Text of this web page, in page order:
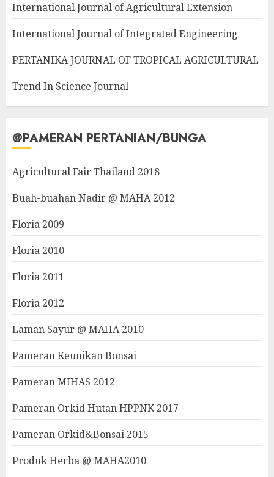
International Journal of Agricultural Extension
International Journal of Integrated Engineering
PERTANIKA JOURNAL OF TROPICAL AGRICULTURAL
Trend In Science Journal
@PAMERAN PERTANIAN/BUNGA
Agricultural Fair Thailand 2018
Buah-buahan Nadir @ MAHA 2012
Floria 2009
Floria 2010
Floria 2011
Floria 2012
Laman Sayur @ MAHA 2010
Pameran Keunikan Bonsai
Pameran MIHAS 2012
Pameran Orkid Hutan HPPNK 2017
Pameran Orkid&Bonsai 2015
Produk Herba @ MAHA2010